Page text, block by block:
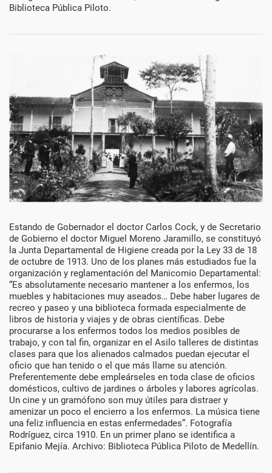
Biblioteca Pública Piloto.
Década
de
1910
Estando de Gobernador el doctor Carlos Cock, y de Secretario
de Gobierno el doctor Miguel Moreno Jaramillo, se constituyó
la Junta Departamental de Higiene creada por la Ley 33 de 18
de octubre de 1913. Uno de los planes más estudiados fue la
organización y reglamentación del Manicomio Departamental:
“Es absolutamente necesario mantener a los enfermos, los
muebles y habitaciones muy aseados… Debe haber lugares de
recreo y paseo y una biblioteca formada especialmente de
libros de historia y viajes y de obras científicas. Debe
procurarse a los enfermos todos los medios posibles de
trabajo, y con tal fin, organizar en el Asilo talleres de distintas
clases para que los alienados calmados puedan ejecutar el
oficio que han tenido o el que más llame su atención.
Preferentemente debe empleárseles en toda clase de oficios
domésticos, cultivo de jardines o árboles y labores agrícolas.
Un cine y un gramófono son muy útiles para distraer y
amenizar un poco el encierro a los enfermos. La música tiene
una feliz influencia en estas enfermedades”. Fotografía
Rodríguez, circa 1910. En un primer plano se identifica a
Epifanio Mejía. Archivo: Biblioteca Pública Piloto de Medellín.